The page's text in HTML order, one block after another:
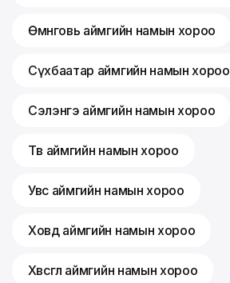
Өмнөговь аймгийн намын хороо
Сүхбаатар аймгийн намын хороо
Сэлэнгэ аймгийн намын хороо
Төв аймгийн намын хороо
Увс аймгийн намын хороо
Ховд аймгийн намын хороо
Хөвсгөл аймгийн намын хороо